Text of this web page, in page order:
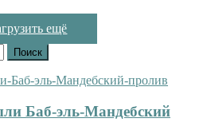
ещё
Баб-эль-Мандебский